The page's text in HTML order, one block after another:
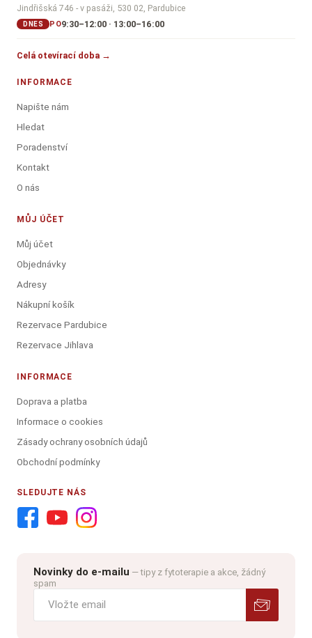
Jindřišská 746 - v pasáži, 530 02, Pardubice
DNES PO9:30–12:00 · 13:00–16:00
Celá otevírací doba →
INFORMACE
Napište nám
Hledat
Poradenství
Kontakt
O nás
MŮJ ÚČET
Můj účet
Objednávky
Adresy
Nákupní košík
Rezervace Pardubice
Rezervace Jihlava
INFORMACE
Doprava a platba
Informace o cookies
Zásady ochrany osobních údajů
Obchodní podmínky
SLEDUJTE NÁS
Novinky do e-mailu — tipy z fytoterapie a akce, žádný
spam